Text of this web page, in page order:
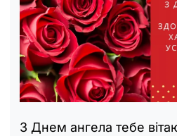
З Днем ангела тебе